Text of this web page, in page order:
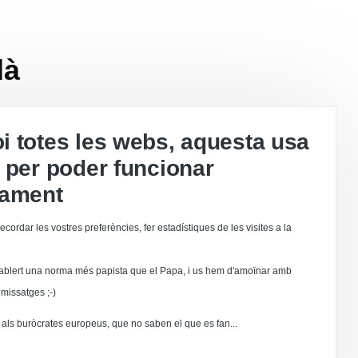
totes les webs, aquesta usa
per poder funcionar
les vostres preferències, fer estadístiques de les visites a la
una norma més papista que el Papa, i us hem d'amoïnar amb
;-)
buròcrates europeus, que no saben el que es fan...